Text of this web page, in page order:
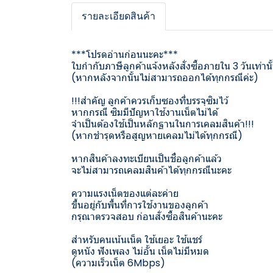
รายละเอียดสินค้า
***โปรดอ่านก่อนนะคะ***
ใบกำกับภาษีลูกค้าแจ้งหลังสั่งซื้อภายใน 3 วันเท่า
(หากหลังจากนั้นไม่สามารถออกได้ทุกกรณีค่ะ)
!!!สำคัญ ลูกค้าควรเก็บซองที่บรรจุซิมไว้
หากกรณี ซิมมีปัญหาใช้งานเน็ตไม่ได้
จำเป็นต้องใช้เป็นหลักฐานในการเคลมสินค้า!!!
(หากชำรุดหรือสูญหายเคลมไม่ได้ทุกกรณี)
หากสินค้าลงทะเบียนเป็นชื่อลูกค้าแล้ว
จะไม่สามารถเคลมสินค้าได้ทุกกรณีนะคะ
ความแรงเน็ตของแต่ละค่าย
ขึ้นอยู่กับพื้นที่การใช้งานของลูกค้า
กรุณาตรวจสอบ ก่อนสั่งซื้อสินค้านะคะ
สำหรับคนเน้นเน็ต ใช้เยอะ ใช้แชร์
ดูหนัง ฟังเพลง ไม่อั้น เน็ตไม่มีหมด
(ความเร็วเน็ต 6Mbps)